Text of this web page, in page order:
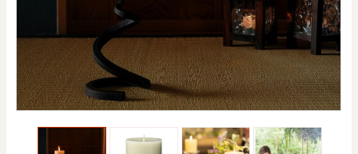
価格で探す
20000
円 円